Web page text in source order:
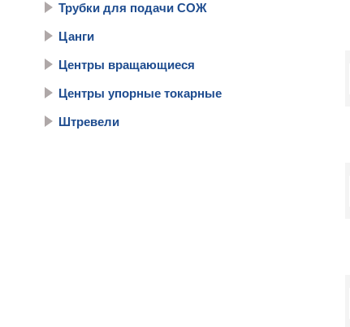
Трубки для подачи СОЖ
Цанги
Центры вращающиеся
Центры упорные токарные
Штревели